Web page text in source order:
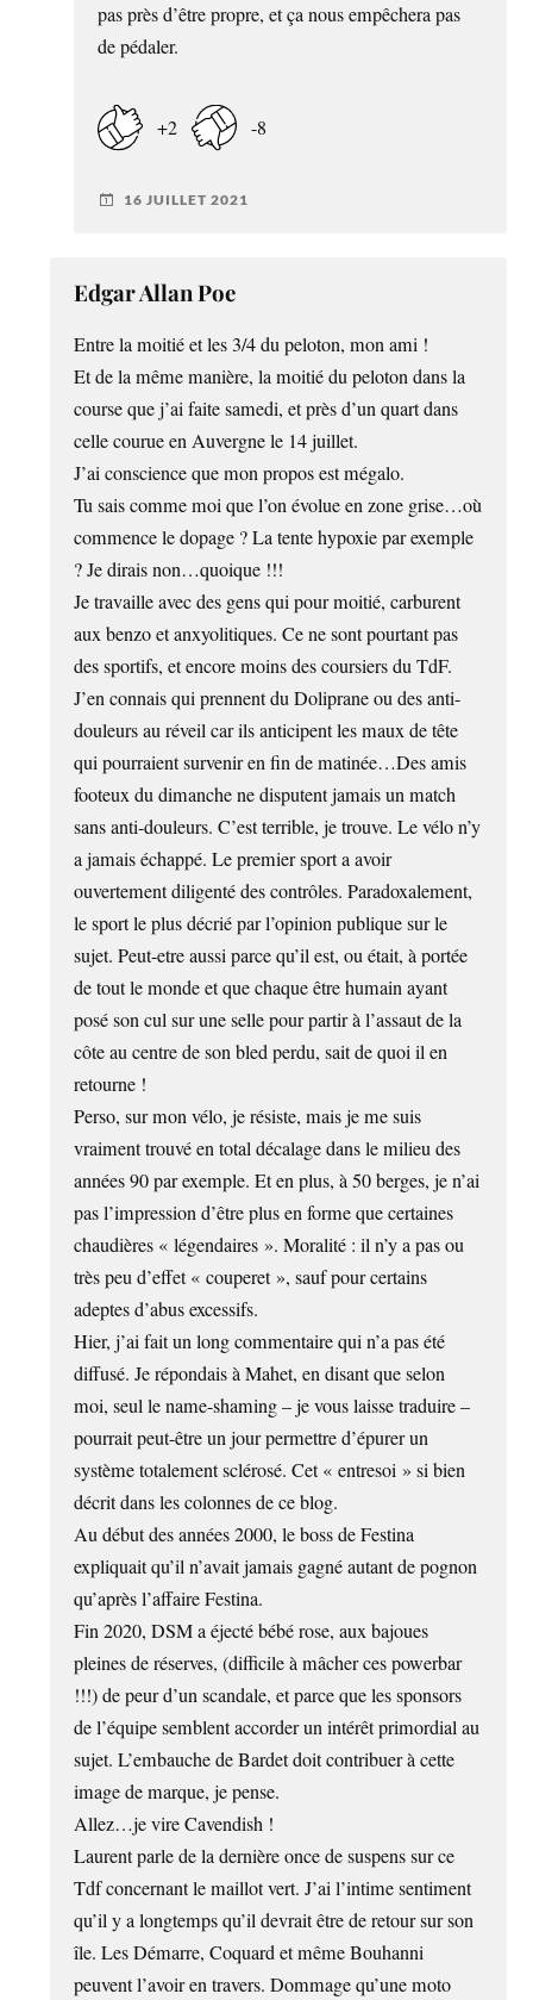
pas près d’être propre, et ça nous empêchera pas
de pédaler.
+2 -8
16 JUILLET 2021
Edgar Allan Poe
Entre la moitié et les 3/4 du peloton, mon ami !
Et de la même manière, la moitié du peloton dans la
course que j’ai faite samedi, et près d’un quart dans
celle courue en Auvergne le 14 juillet.
J’ai conscience que mon propos est mégalo.
Tu sais comme moi que l’on évolue en zone grise…où
commence le dopage ? La tente hypoxie par exemple
? Je dirais non…quoique !!!
Je travaille avec des gens qui pour moitié, carburent
aux benzo et anxyolitiques. Ce ne sont pourtant pas
des sportifs, et encore moins des coursiers du TdF.
J’en connais qui prennent du Doliprane ou des anti-
douleurs au réveil car ils anticipent les maux de tête
qui pourraient survenir en fin de matinée…Des amis
footeux du dimanche ne disputent jamais un match
sans anti-douleurs. C’est terrible, je trouve. Le vélo n’y
a jamais échappé. Le premier sport a avoir
ouvertement diligenté des contrôles. Paradoxalement,
le sport le plus décrié par l’opinion publique sur le
sujet. Peut-etre aussi parce qu’il est, ou était, à portée
de tout le monde et que chaque être humain ayant
posé son cul sur une selle pour partir à l’assaut de la
côte au centre de son bled perdu, sait de quoi il en
retourne !
Perso, sur mon vélo, je résiste, mais je me suis
vraiment trouvé en total décalage dans le milieu des
années 90 par exemple. Et en plus, à 50 berges, je n’ai
pas l’impression d’être plus en forme que certaines
chaudières « légendaires ». Moralité : il n’y a pas ou
très peu d’effet « couperet », sauf pour certains
adeptes d’abus excessifs.
Hier, j’ai fait un long commentaire qui n’a pas été
diffusé. Je répondais à Mahet, en disant que selon
moi, seul le name-shaming – je vous laisse traduire –
pourrait peut-être un jour permettre d’épurer un
système totalement sclérosé. Cet « entresoi » si bien
décrit dans les colonnes de ce blog.
Au début des années 2000, le boss de Festina
expliquait qu’il n’avait jamais gagné autant de pognon
qu’après l’affaire Festina.
Fin 2020, DSM a éjecté bébé rose, aux bajoues
pleines de réserves, (difficile à mâcher ces powerbar
!!!) de peur d’un scandale, et parce que les sponsors
de l’équipe semblent accorder un intérêt primordial au
sujet. L’embauche de Bardet doit contribuer à cette
image de marque, je pense.
Allez…je vire Cavendish !
Laurent parle de la dernière once de suspens sur ce
Tdf concernant le maillot vert. J’ai l’intime sentiment
qu’il y a longtemps qu’il devrait être de retour sur son
île. Les Démarre, Coquard et même Bouhanni
peuvent l’avoir en travers. Dommage qu’une moto